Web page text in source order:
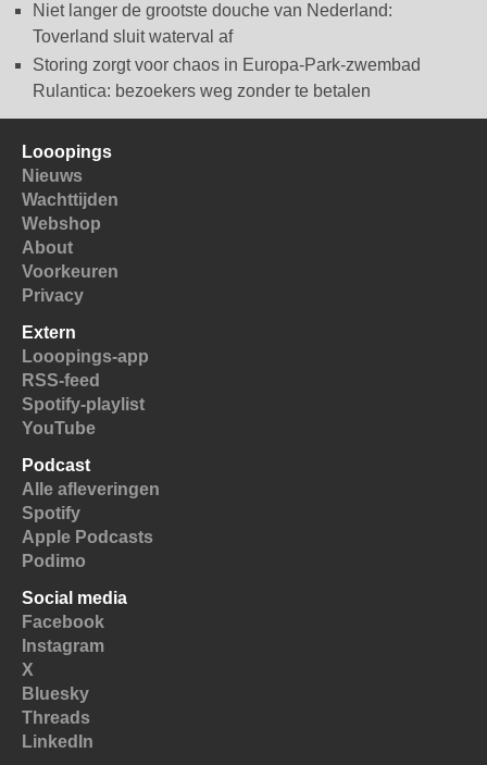
Niet langer de grootste douche van Nederland:
Toverland sluit waterval af
Storing zorgt voor chaos in Europa-Park-zwembad
Rulantica: bezoekers weg zonder te betalen
Looopings
Nieuws
Wachttijden
Webshop
About
Voorkeuren
Privacy
Extern
Looopings-app
RSS-feed
Spotify-playlist
YouTube
Podcast
Alle afleveringen
Spotify
Apple Podcasts
Podimo
Social media
Facebook
Instagram
X
Bluesky
Threads
LinkedIn